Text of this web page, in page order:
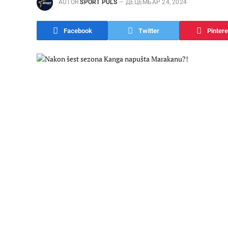
AUTOR SPORT PULS ДЕЦЕМБАР 24, 2024
Facebook Twitter